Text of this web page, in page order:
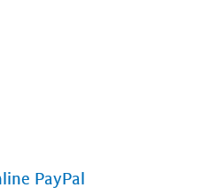
PayPal